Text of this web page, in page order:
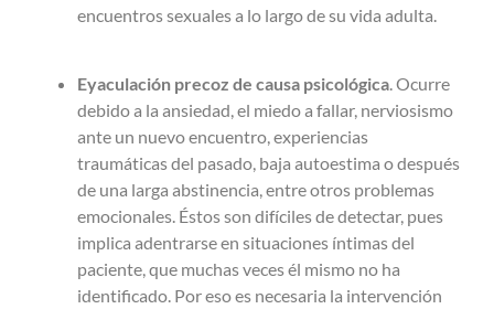
encuentros sexuales a lo largo de su vida adulta.
Eyaculación precoz de causa psicológica. Ocurre
debido a la ansiedad, el miedo a fallar, nerviosismo
ante un nuevo encuentro, experiencias
traumáticas del pasado, baja autoestima o después
de una larga abstinencia, entre otros problemas
emocionales. Éstos son difíciles de detectar, pues
implica adentrarse en situaciones íntimas del
paciente, que muchas veces él mismo no ha
identificado. Por eso es necesaria la intervención